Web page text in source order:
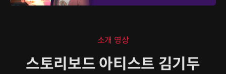
소개 영상
스토리보드 아티스트 김기두